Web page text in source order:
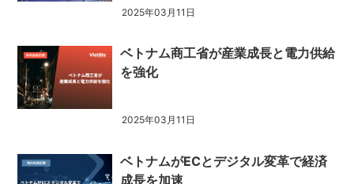
2025年03月11日
ベトナム商工省が産業成長と電力供給
を強化
2025年03月11日
ベトナムがECとデジタル変革で経済
成長を加速